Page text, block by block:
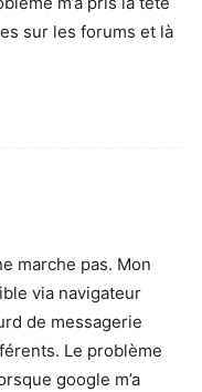
sur les forums et là
marche pas. Mon
via navigateur
de messagerie
Le problème
google m’a